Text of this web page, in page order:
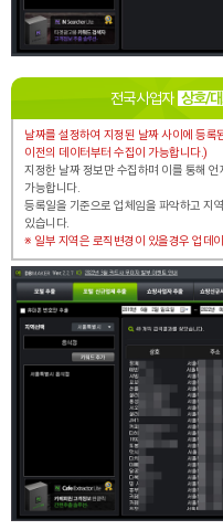
전국 사업자 상호/
날짜를 설정하여 지정된 날짜 사이에 등
이전의 데이터부터 수집이 가능합니다.)
지정한 날짜 정보만 수집하며 이를 통해 언
가능합니다.
등록일을 기준으로 업체임을 파악하고 지
있습니다.
※ 일부 지역은 로직변경이 있을경우 업데